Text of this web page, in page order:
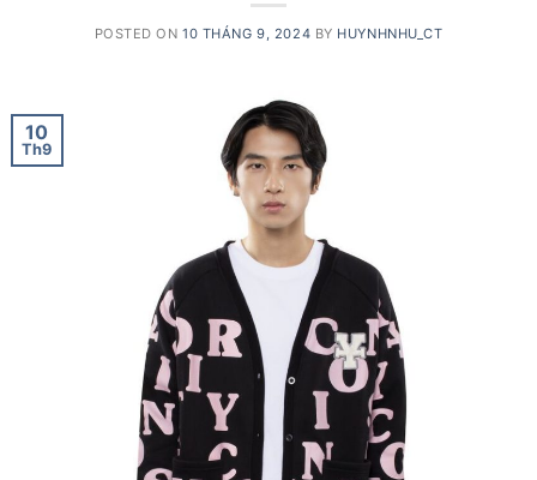
POSTED ON10 THÁNG 9, 2024 BY HUYNHNHU_CT
10
Th9